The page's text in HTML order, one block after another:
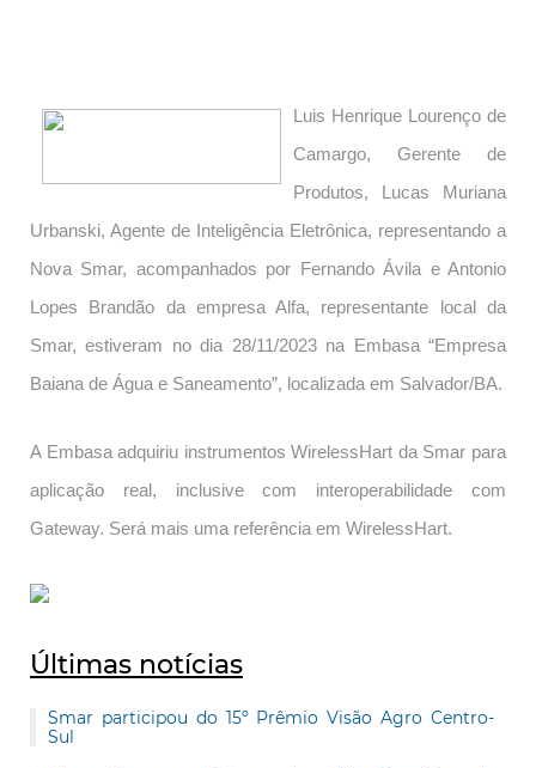
Luis Henrique Lourenço de
Camargo, Gerente de
Produtos, Lucas Muriana
Urbanski, Agente de Inteligência Eletrônica, representando a
Nova Smar, acompanhados por Fernando Ávila e Antonio
Lopes Brandão da empresa Alfa, representante local da
Smar, estiveram no dia 28/11/2023 na Embasa “Empresa
Baiana de Água e Saneamento”, localizada em Salvador/BA.
A Embasa adquiriu instrumentos WirelessHart da Smar para
aplicação real, inclusive com interoperabilidade com
Gateway. Será mais uma referência em WirelessHart.
Últimas notícias
Smar participou do 15º Prêmio Visão Agro Centro-
Sul